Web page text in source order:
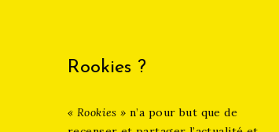
Rookies ?
« Rookies »n’a pour but que de